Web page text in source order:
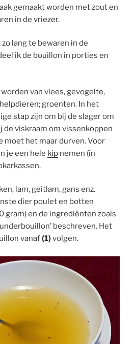
gemaakt worden met zout en
in de vriezer.
lang te bewaren in de
ik de bouillon in porties en
van vlees, gevogelte,
groenten. In het
stap zijn om bij de slager om
de viskraam om vissenkoppen
moet het maar durven. Voor
je een hele kip nemen (in
lam, geitlam, gans enz.
dier poulet en botten
gram) en de ingrediënten zoals
beschreven. Het
vanaf(1)volgen.